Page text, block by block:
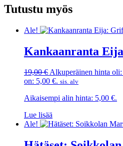
Tutustu myös
Ale!
Kankaanranta
19,00€Alkuperäinen hinta
on: 5,00 €. sis. alv
Aikaisempi alin hinta: 5,00 €.
Lue lisää
Ale!